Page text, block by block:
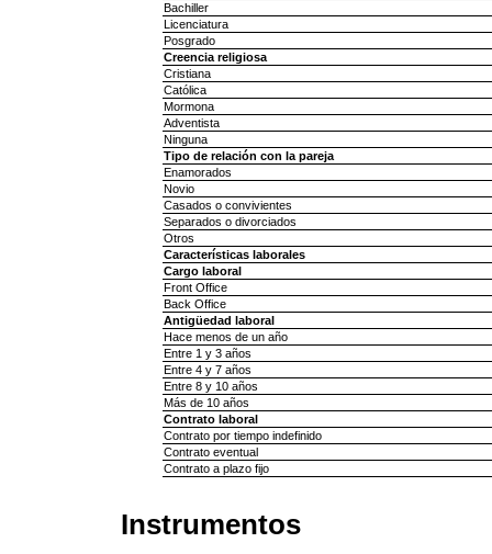
Bachiller
Licenciatura
Posgrado
Creencia religiosa
Cristiana
Católica
Mormona
Adventista
Ninguna
Tipo de relación con la pareja
Enamorados
Novio
Casados o convivientes
Separados o divorciados
Otros
Características laborales
Cargo laboral
Front Office
Back Office
Antigüedad laboral
Hace menos de un año
Entre 1 y 3 años
Entre 4 y 7 años
Entre 8 y 10 años
Más de 10 años
Contrato laboral
Contrato por tiempo indefinido
Contrato eventual
Contrato a plazo fijo
Instrumentos